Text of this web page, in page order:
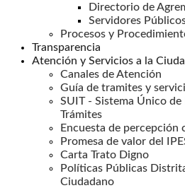
Directorio de
Servidores
Procesos y
Transparencia
Atención y Servicios a la
Canales de Atención
Guía de tramites y
SUIT - Sistema Único
Trámites
Encuesta de percepción
Promesa de valor del
Carta Trato Digno
Políticas Públicas
Ciudadano